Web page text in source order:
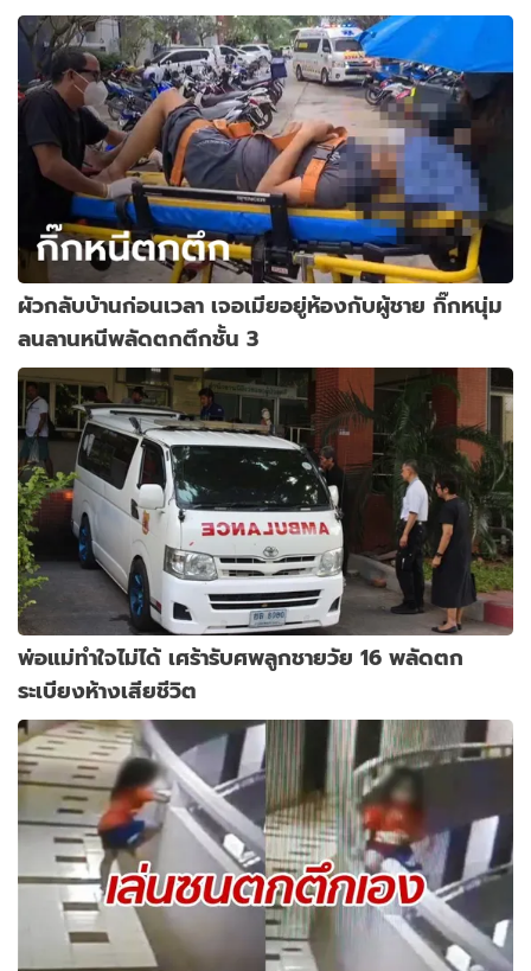
ผัวกลับบ้านก่อนเวลา เจอเมียอยู่ห้องกับผู้ชาย กิ๊กหนุ่ม
ลนลานหนีพลัดตกตึกชั้น 3
พ่อแม่ทำใจไม่ได้ เศร้ารับศพลูกชายวัย 16 พลัดตก
ระเบียงห้างเสียชีวิต